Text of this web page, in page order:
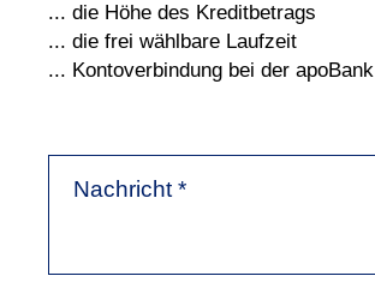
... die Höhe des Kreditbetrags
... die frei wählbare Laufzeit
... Kontoverbindung bei der apoBank
Nachricht *